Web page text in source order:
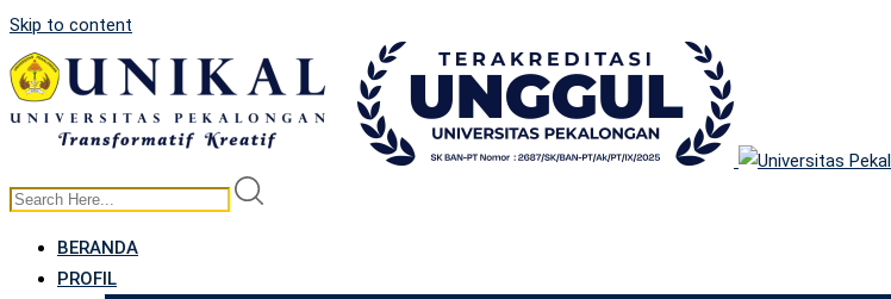
Skip to content
BERANDA
PROFIL